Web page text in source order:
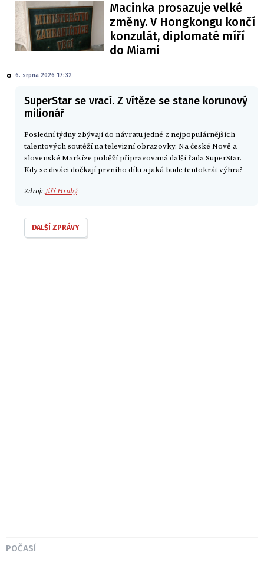
Macinka prosazuje velké
změny. V Hongkongu končí
konzulát, diplomaté míří
do Miami
6. srpna 2026 17:32
SuperStar se vrací. Z vítěze se stane korunový
milionář
Poslední týdny zbývají do návratu jedné z nejpopulárnějších
talentových soutěží na televizní obrazovky. Na české Nově a
slovenské Markíze poběží připravovaná další řada SuperStar.
Kdy se diváci dočkají prvního dílu a jaká bude tentokrát výhra?
Zdroj: Jiří Hrubý
DALŠÍ ZPRÁVY
POČASÍ